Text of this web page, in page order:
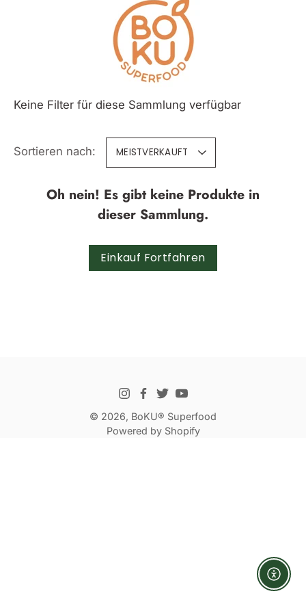
Keine Filter für diese Sammlung verfügbar
Sortieren nach: MEISTVERKAUFT
Oh nein! Es gibt keine Produkte in
dieser Sammlung.
Einkauf Fortfahren
© 2026, BoKU® Superfood
Powered by Shopify